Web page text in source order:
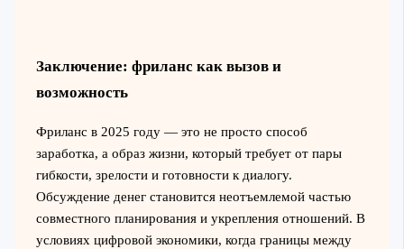
Заключение: фриланс как вызов и
возможность
Фриланс в 2025 году — это не просто способ
заработка, а образ жизни, который требует от пары
гибкости, зрелости и готовности к диалогу.
Обсуждение денег становится неотъемлемой частью
совместного планирования и укрепления отношений. В
условиях цифровой экономики, когда границы между